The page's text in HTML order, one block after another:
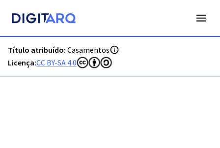
Título atribuído: Casamentos
Licença:CC BY-SA 4.0